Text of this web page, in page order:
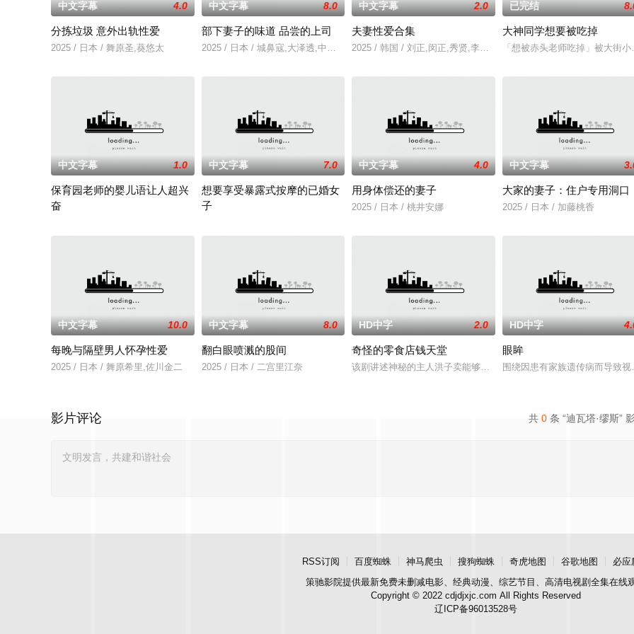
中文字幕 4.0
分拣垃圾 意外出轨性爱
2025 / 日本 / 舞原圣,葵悠太
中文字幕 8.0
部下妻子的味道 品尝的上司
2025 / 日本 / 城鼻寇,大泽透,中山健二
中文字幕 2.0
夫妻性爱合集
2025 / 韩国 / 刘正,闵正,秀贤,李恩美,韩石峰,闵道允,尚斗,尹江善
已完结
大神同学想要被吃掉
「想被赤头老师吃掉」被大街
中文字幕 1.0
保育园老师的婴儿语让人超兴
奋
中文字幕 7.0
想要享受暴露式按摩的已婚女
子
中文字幕 4.0
用身体偿还的妻子
2025 / 日本 / 桃井安娜
中文字幕
大家的妻子：住户专用洞口
2025 / 日本 / 加藤桃香
中文字幕 10.0
每晚与隔壁男人怀孕性爱
2025 / 日本 / 舞原希里,佐川金二
中文字幕 8.0
翻白眼喷溅的股间
2025 / 日本 / 二宫里江奈
HD中字 2.0
奇怪的零食店钱天堂
该剧讲述神秘的主人洪子卖能够实现人们愿望的神秘零食，以及人们
HD中字
眼眸
围绕因患有家族遗传病而导致
共 0 条 “迪瓦塔·缪斯”
影片评论
RSS订阅 百度蜘蛛 神马爬虫 搜狗蜘蛛 奇虎地图 谷歌地图
必应
策驰影院提供最新免费未删减电影、经典动漫、综艺节目、高清电视剧全集在线
Copyright © 2022 cdjdjxjc.com All Rights Reserved
辽ICP备96013528号